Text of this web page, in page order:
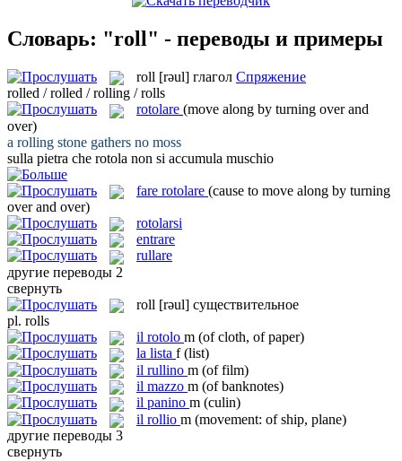
Словарь: "roll" - переводы и примеры
roll [rəul] глагол Спряжение
rolled / rolled / rolling / rolls
rotolare (move along by turning over and
over)
a rolling stone gathers no moss
sulla pietra che rotola non si accumula muschio
fare rotolare (cause to move along by turning
over and over)
rotolarsi
entrare
rullare
другие переводы 2
свернуть
roll [rəul] существительное
pl. rolls
il rotolo m (of cloth, of paper)
la lista f (list)
il rullino m (of film)
il mazzo m (of banknotes)
il panino m (culin)
il rollio m (movement: of ship, plane)
другие переводы 3
свернуть